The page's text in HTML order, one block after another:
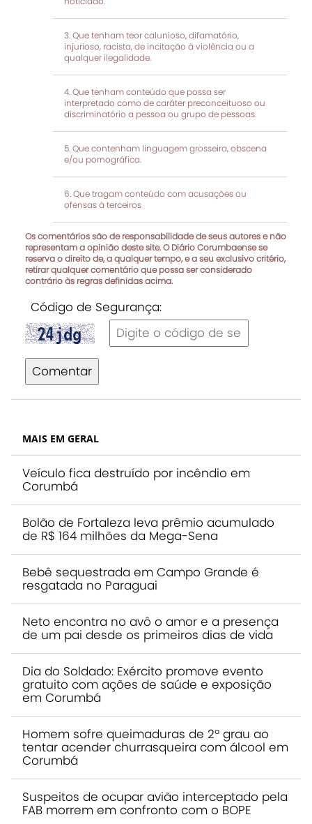
Que tenham teor calunioso, difamatório,
injurioso, racista, de incitação à violência ou a
qualquer ilegalidade.
Que tenham conteúdo que possa ser
interpretado como de caráter preconceituoso ou
discriminatório a pessoa ou grupo de pessoas.
Que contenham linguagem grosseira, obscena
e/ou pornográfica.
Que tragam conteúdo com acusações ou
ofensas à terceiros
Os comentários são de responsabilidade de seus autores e não
representam a opinião deste site. O Diário Corumbaense se
reserva o direito de, a qualquer tempo, e a seu exclusivo critério,
retirar qualquer comentário que possa ser considerado
contrário às regras definidas acima.
Código de Segurança:
Comentar
MAIS EM GERAL
Veículo fica destruído por incêndio em
Corumbá
Bolão de Fortaleza leva prêmio acumulado
de R$ 164 milhões da Mega-Sena
Bebê sequestrada em Campo Grande é
resgatada no Paraguai
Neto encontra no avô o amor e a presença
de um pai desde os primeiros dias de vida
Dia do Soldado: Exército promove evento
gratuito com ações de saúde e exposição
em Corumbá
Homem sofre queimaduras de 2º grau ao
tentar acender churrasqueira com álcool em
Corumbá
Suspeitos de ocupar avião interceptado pela
FAB morrem em confronto com o BOPE